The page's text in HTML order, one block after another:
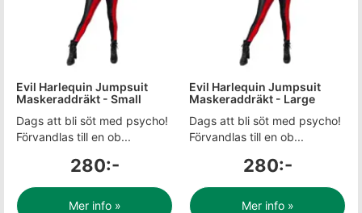
Evil Harlequin Jumpsuit
Maskeraddräkt - Small
Dags att bli söt med psycho!
Förvandlas till en ob...
280:-
Mer info »
Evil Harlequin Jumpsuit
Maskeraddräkt - Large
Dags att bli söt med psycho!
Förvandlas till en ob...
280:-
Mer info »